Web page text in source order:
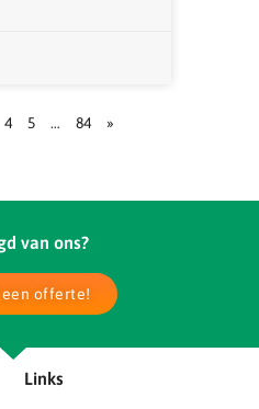
4 5 … 84 »
van ons?
offerte!
Links